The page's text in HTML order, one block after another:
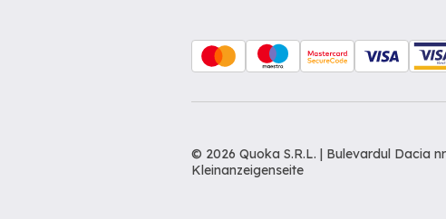
© 2026 Quoka S.R.L. | Bulevardul Dacia
Kleinanzeigenseite